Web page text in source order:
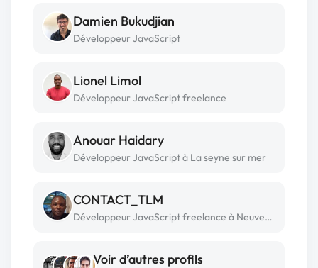
Damien Bukudjian
Développeur JavaScript
Lionel Limol
Développeur JavaScript freelance
Anouar Haidary
Développeur JavaScript à La seyne sur mer
CONTACT_TLM
Développeur JavaScript freelance à Neuves-maisons
Voir d’autres profils